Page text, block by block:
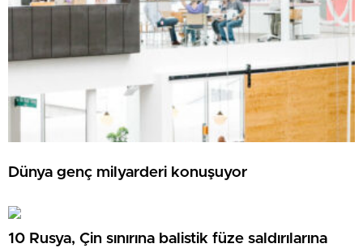
Dünya genç milyarderi konuşuyor
10 Rusya, Çin sınırına balistik füze saldırılarına